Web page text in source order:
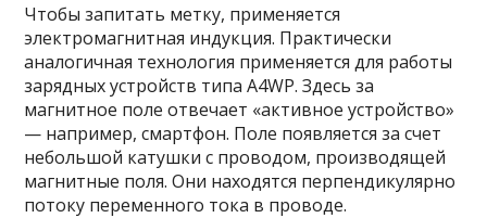
Чтобы запитать метку, применяется
электромагнитная индукция. Практически
аналогичная технология применяется для работы
зарядных устройств типа A4WP. Здесь за
магнитное поле отвечает «активное устройство»
— например, смартфон. Поле появляется за счет
небольшой катушки с проводом, производящей
магнитные поля. Они находятся перпендикулярно
потоку переменного тока в проводе.